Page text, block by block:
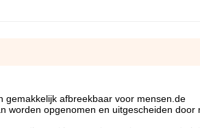
gemakkelijk afbreekbaar voor mensen.de
worden opgenomen en uitgescheiden door